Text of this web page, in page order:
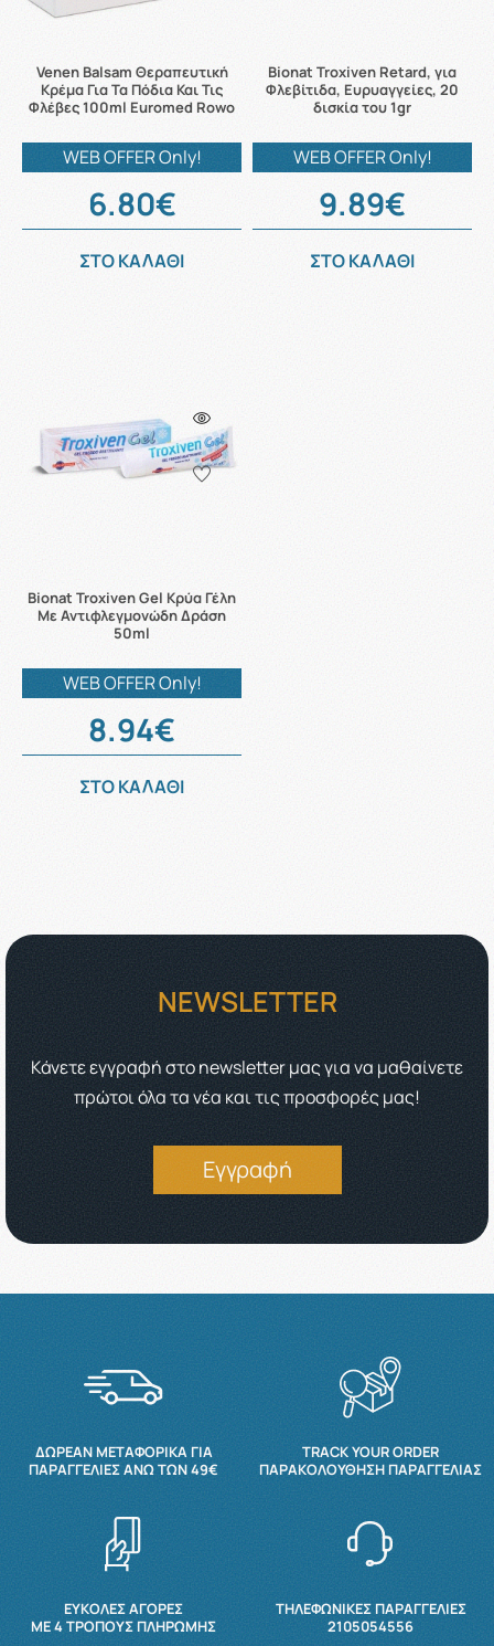
Venen Balsam Θεραπευτική
Κρέμα Για Τα Πόδια Και Τις
Φλέβες 100ml Euromed Rowo
WEB OFFER Only!
6.80€
ΣΤΟ ΚΑΛΑΘΙ
Bionat Troxiven Retard, για
Φλεβίτιδα, Ευρυαγγείες, 20
δισκία του 1gr
WEB OFFER Only!
9.89€
ΣΤΟ ΚΑΛΑΘΙ
Bionat Troxiven Gel Κρύα Γέλη
Με Αντιφλεγμονώδη Δράση
50ml
WEB OFFER Only!
8.94€
ΣΤΟ ΚΑΛΑΘΙ
NEWSLETTER
Κάνετε εγγραφή στο newsletter μας για να μαθαίνετε
πρώτοι όλα τα νέα και τις προσφορές μας!
Εγγραφή
ΔΩΡΕΆΝ ΜΕΤΑΦΟΡΙΚΆ ΓΙΑ
ΠΑΡΑΓΓΕΛΊΕΣ ΆΝΩ ΤΩΝ 49€
TRACK YOUR ORDER
ΠΑΡΑΚΟΛΟΎΘΗΣΗ ΠΑΡΑΓΓΕΛΊΑΣ
ΕΥΚΟΛΕΣ ΑΓΟΡΕΣ
ΜΕ 4 ΤΡΌΠΟΥΣ ΠΛΗΡΩΜΉΣ
ΤΗΛΕΦΩΝΙΚΕΣ ΠΑΡΑΓΓΕΛΙΕΣ
2105054556